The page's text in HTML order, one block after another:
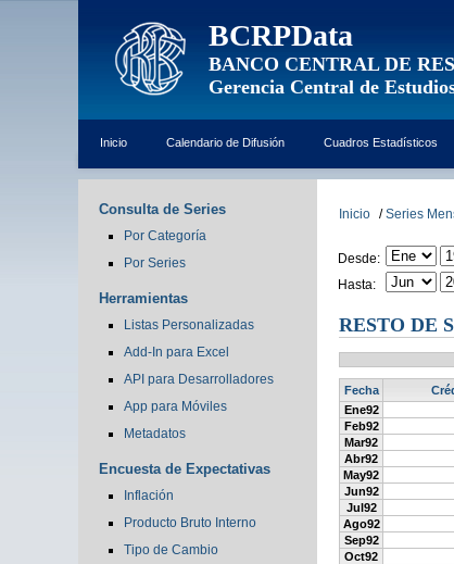
BCRPData
BANCO CENTRAL DE
Gerencia Central de
Inicio Calendario de Difusión Cuadros Estadísticos
Consulta de Series
Por Categoría
Por Series
Herramientas
Listas Personalizadas
Add-In para Excel
API para Desarrolladores
App para Móviles
Metadatos
Encuesta de Expectativas
Inflación
Producto Bruto Interno
Tipo de Cambio
Inicio / Series
Desde:
Hasta:
RESTO DE
Fecha
Ene92
Feb92
Mar92
Abr92
May92
Jun92
Jul92
Ago92
Sep92
Oct92